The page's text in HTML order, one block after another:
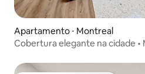
Apartamento ⋅ Montreal
Cobertura elegante na cidade